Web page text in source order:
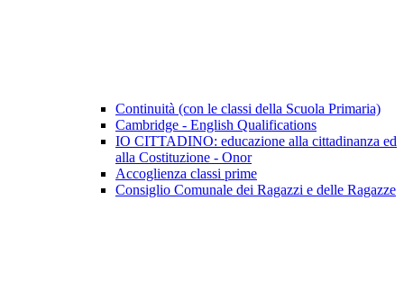
Continuità (con le classi della Scuola Primaria)
Cambridge - English Qualifications
IO CITTADINO: educazione alla cittadinanza ed
alla Costituzione - Onor
Accoglienza classi prime
Consiglio Comunale dei Ragazzi e delle Ragazze